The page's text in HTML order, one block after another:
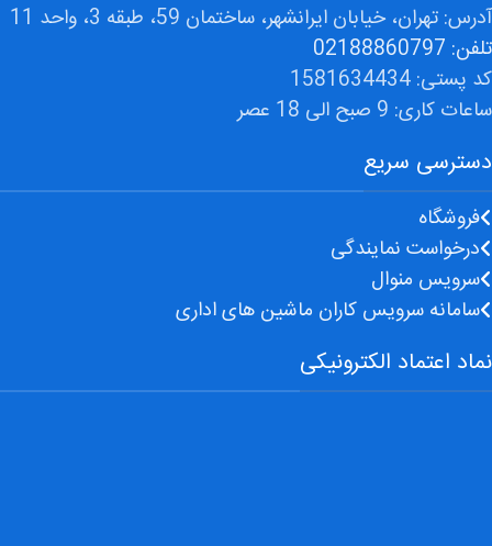
نماد اعتماد الکترونیکی
دسترسی سریع
فروشگاه
درخواست نمایندگی
سرویس منوال
سامانه سرویس کاران ماشین های اداری
آدرس: تهران، خیابان ایرانشهر، ساختمان 59، طبقه 3، واحد 11
تلفن: 02188860797
کد پستی: 1581634434
ساعات کاری: 9 صبح الی 18 عصر